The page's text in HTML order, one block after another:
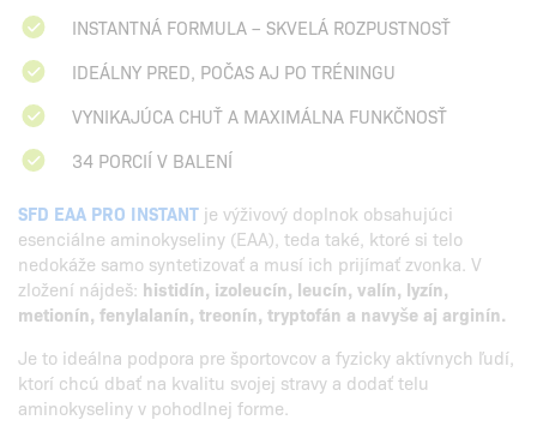
INSTANTNÁ FORMULA – SKVELÁ ROZPUSTNOSŤ
IDEÁLNY PRED, POČAS AJ PO TRÉNINGU
VYNIKAJÚCA CHUŤ A MAXIMÁLNA FUNKČNOSŤ
34 PORCIÍ V BALENÍ
SFD EAA PRO INSTANT je výživový doplnok obsahujúci
esenciálne aminokyseliny (EAA), teda také, ktoré si telo
nedokáže samo syntetizovať a musí ich prijímať zvonka. V
zložení nájdeš: histidín, izoleucín, leucín, valín, lyzín,
metionín, fenylalanín, treonín, tryptofán a navyše aj arginín.
Je to ideálna podpora pre športovcov a fyzicky aktívnych ľudí,
ktorí chcú dbať na kvalitu svojej stravy a dodať telu
aminokyseliny v pohodlnej forme.